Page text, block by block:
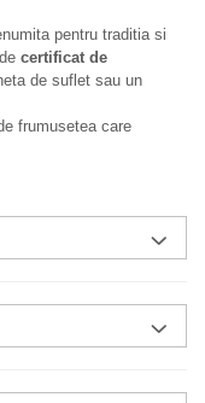
pentru traditia si
certificat de
de suflet sau un
frumusetea care